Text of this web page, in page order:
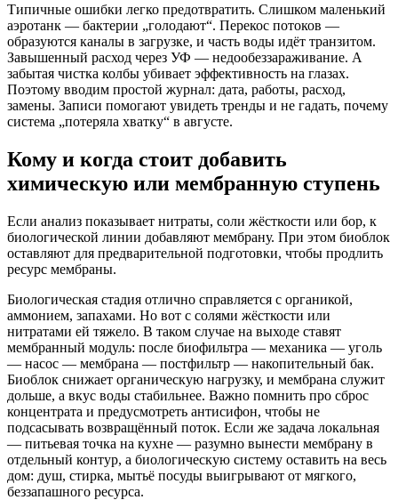
Типичные ошибки легко предотвратить. Слишком маленький
аэротанк — бактерии „голодают“. Перекос потоков —
образуются каналы в загрузке, и часть воды идёт транзитом.
Завышенный расход через УФ — недообеззараживание. А
забытая чистка колбы убивает эффективность на глазах.
Поэтому вводим простой журнал: дата, работы, расход,
замены. Записи помогают увидеть тренды и не гадать, почему
система „потеряла хватку“ в августе.
Кому и когда стоит добавить
химическую или мембранную ступень
Если анализ показывает нитраты, соли жёсткости или бор, к
биологической линии добавляют мембрану. При этом биоблок
оставляют для предварительной подготовки, чтобы продлить
ресурс мембраны.
Биологическая стадия отлично справляется с органикой,
аммонием, запахами. Но вот с солями жёсткости или
нитратами ей тяжело. В таком случае на выходе ставят
мембранный модуль: после биофильтра — механика — уголь
— насос — мембрана — постфильтр — накопительный бак.
Биоблок снижает органическую нагрузку, и мембрана служит
дольше, а вкус воды стабильнее. Важно помнить про сброс
концентрата и предусмотреть антисифон, чтобы не
подсасывать возвращённый поток. Если же задача локальная
— питьевая точка на кухне — разумно вынести мембрану в
отдельный контур, а биологическую систему оставить на весь
дом: душ, стирка, мытьё посуды выигрывают от мягкого,
беззапашного ресурса.